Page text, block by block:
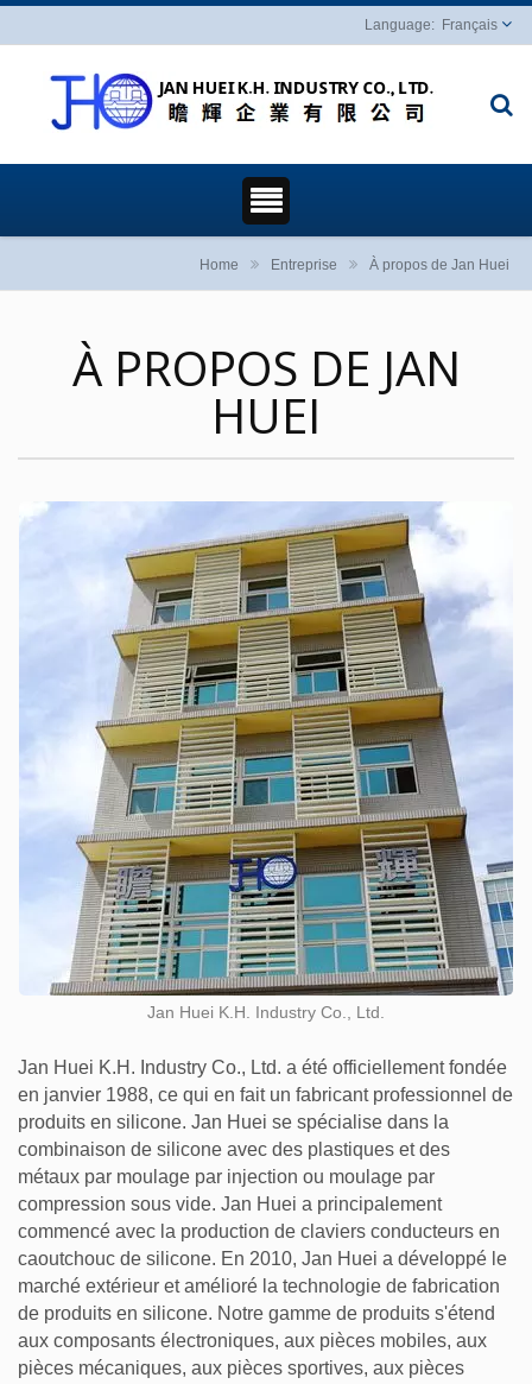
Français
Home Entreprise À propos de Jan Huei
À PROPOS DE JAN
HUEI
Jan Huei K.H. Industry Co., Ltd.
Jan Huei K.H. Industry Co., Ltd. a été officiellement fondée
en janvier 1988, ce qui en fait un fabricant professionnel de
produits en silicone. Jan Huei se spécialise dans la
combinaison de silicone avec des plastiques et des
métaux par moulage par injection ou moulage par
compression sous vide. Jan Huei a principalement
commencé avec la production de claviers conducteurs en
caoutchouc de silicone. En 2010, Jan Huei a développé le
marché extérieur et amélioré la technologie de fabrication
de produits en silicone. Notre gamme de produits s'étend
aux composants électroniques, aux pièces mobiles, aux
pièces mécaniques, aux pièces sportives, aux pièces